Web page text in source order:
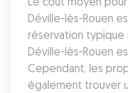
Déville-lès-Rouen
réservation typique
Déville-lès-Rouen
Cependant, les
également trouver